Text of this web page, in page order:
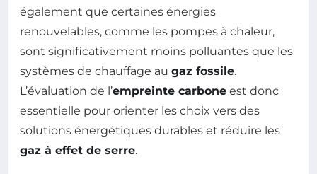
également que certaines énergies
renouvelables, comme les pompes à chaleur,
sont significativement moins polluantes que les
systèmes de chauffage au gaz fossile.
L’évaluation de l’empreinte carbone est donc
essentielle pour orienter les choix vers des
solutions énergétiques durables et réduire les
gaz à effet de serre.